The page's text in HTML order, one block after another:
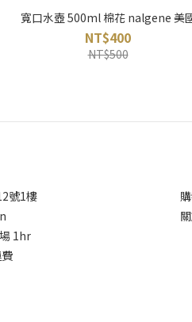
寬口水壺 500ml 棉花 nalgene 美
NT$400
NT$500
號1樓
1hr